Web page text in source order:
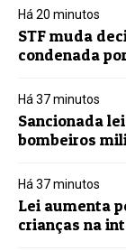
Há 20 minutos
STF muda
condenada
Há 37 minutos
Sancionada
bombeiros
Há 37 minutos
Lei aumenta
crianças na